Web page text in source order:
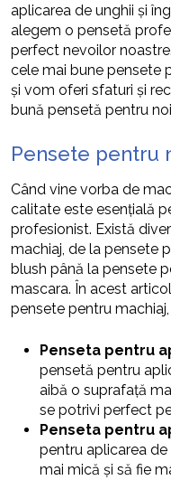
aplicarea de unghii și
alegem o pensetă
perfect nevoilor
cele mai bune pensete
și vom oferi sfaturi și
bună pensetă pentru
Pensete pentru
Când vine vorba de
calitate este esențială
profesionist. Există
machiaj, de la pensete
blush până la pensete
mascara. În acest
pensete pentru
Penseta pentru
pensetă pentru
aibă o suprafață
se potrivi perfect
Penseta pentru
pentru aplicarea
mai mică și să fie